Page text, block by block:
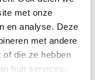
met onze
en analyse. Deze
met andere
die ze hebben
hun services.
zoals we van
verkleuren dan ook
op de juiste plek